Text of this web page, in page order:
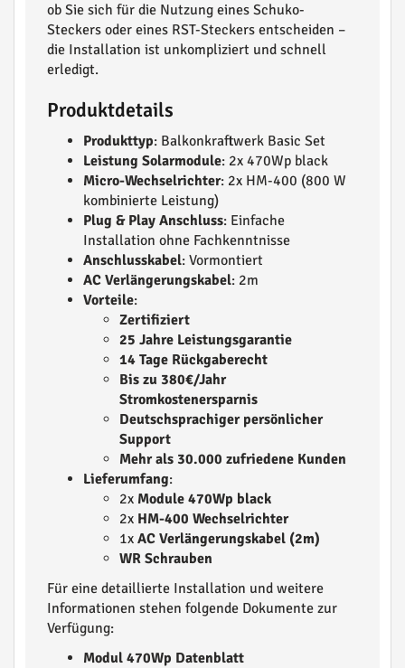
ob Sie sich für die Nutzung eines Schuko-
Steckers oder eines RST-Steckers entscheiden –
die Installation ist unkompliziert und schnell
erledigt.
Produktdetails
Produkttyp: Balkonkraftwerk Basic Set
Leistung Solarmodule: 2x 470Wp black
Micro-Wechselrichter: 2x HM-400 (800 W
kombinierte Leistung)
Plug & Play Anschluss: Einfache
Installation ohne Fachkenntnisse
Anschlusskabel: Vormontiert
AC Verlängerungskabel: 2m
Vorteile:
Zertifiziert
25 Jahre Leistungsgarantie
14 Tage Rückgaberecht
Bis zu 380€/Jahr
Stromkostenersparnis
Deutschsprachiger persönlicher
Support
Mehr als 30.000 zufriedene Kunden
Lieferumfang:
2x Module 470Wp black
2x HM-400 Wechselrichter
1x AC Verlängerungskabel (2m)
WR Schrauben
Für eine detaillierte Installation und weitere
Informationen stehen folgende Dokumente zur
Verfügung:
Modul 470Wp Datenblatt